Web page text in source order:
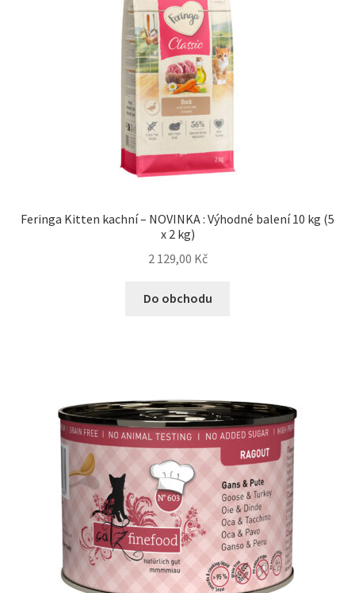
Feringa Kitten kachní – NOVINKA : Výhodné balení 10 kg (5
x 2 kg)
2 129,00 Kč
Do obchodu